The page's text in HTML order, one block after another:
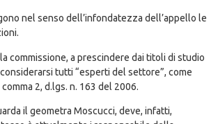
nel senso dell’infondatezza dell’appello le
commissione, a prescindere dai titoli di studio
tutti “esperti del settore”, come
2, d.lgs. n. 163 del 2006.
il geometra Moscucci, deve, infatti,